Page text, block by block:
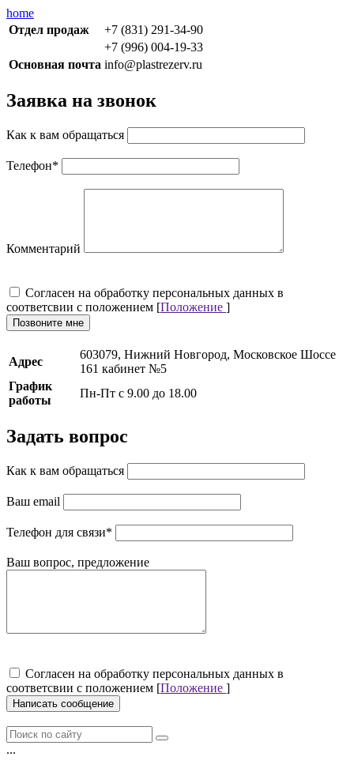
home
Отдел продаж
+7 (831) 291-34-90
+7 (996) 004-19-33
Основная почта info@plastrezerv.ru
Заявка на звонок
Как к вам обращаться
Телефон*
Комментарий
Cогласен на обработку персональных данных в
соответсвии с положением [Положение ]
Позвоните мне
Адрес
603079, Нижний Новгород, Московское Шоссе
161 кабинет №5
График
работы
Пн-Пт с 9.00 до 18.00
Задать вопрос
Как к вам обращаться
Ваш email
Телефон для связи*
Ваш вопрос, предложение
Cогласен на обработку персональных данных в
соответсвии с положением [Положение ]
Написать сообщение
...